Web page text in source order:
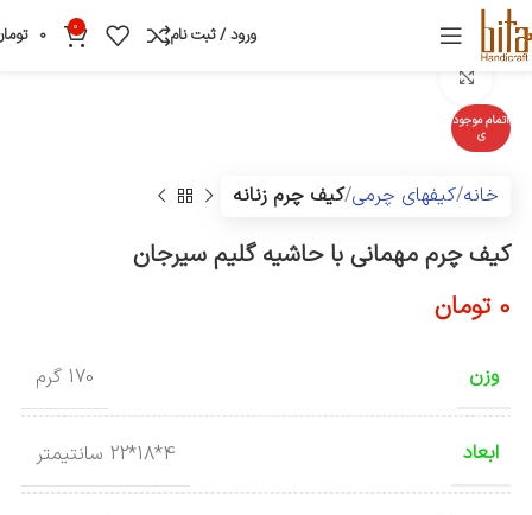
ورود / ثبت نام 0
0
اتمام موجود
ی
خانه کیفهای چرمی کیف چرم زنانه
کیف چرم مهمانی با حاشیه گلیم سیرجان
0 تومان
وزن 170 گرم
ابعاد 4*18*22 سانتیمتر